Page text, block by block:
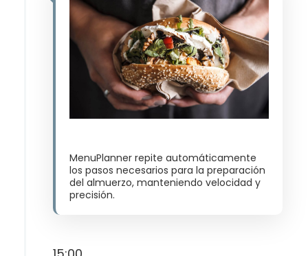
MenuPlanner repite automáticamente
los pasos necesarios para la preparación
del almuerzo, manteniendo velocidad y
precisión​.